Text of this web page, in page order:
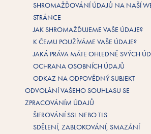
SHROMAŽĎOVÁNÍ ÚDAJŮ NA NAŠÍ
STRÁNCE
JAK SHROMAŽĎUJEME VAŠE ÚDAJE?
K ČEMU POUŽÍVÁME VAŠE ÚDAJE?
JAKÁ PRÁVA MÁTE OHLEDNĚ SVÝCH
OCHRANA OSOBNÍCH ÚDAJŮ
ODKAZ NA ODPOVĚDNÝ SUBJEKT
ODVOLÁNÍ VAŠEHO SOUHLASU SE
ZPRACOVÁNÍM ÚDAJŮ
ŠIFROVÁNÍ SSL NEBO TLS
SDĚLENÍ, ZABLOKOVÁNÍ, SMAZÁNÍ